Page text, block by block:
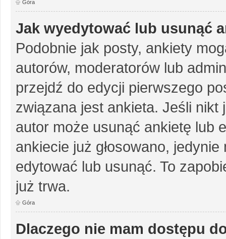
Góra
Jak wyedytować lub usunąć
Podobnie jak posty, ankiety
autorów, moderatorów lub
przejdź do edycji pierwszego
związana jest ankieta. Jeśli nikt
autor może usunąć ankietę lub
ankiecie już głosowano,
edytować lub usunąć. To
już trwa.
Góra
Dlaczego nie mam dostępu